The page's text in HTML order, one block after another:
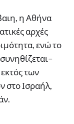
η Αθήνα
αρχές
ενώ το
των
στο Ισραήλ,